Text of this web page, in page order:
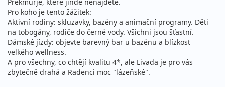
Prekmurje, které jinde nenajdete.
Pro koho je tento žážitek:
Aktivní rodiny: skluzavky, bazény a animační programy. Děti
na tobogány, rodiče do černé vody. Všichni jsou šťastní.
Dámské jízdy: objevte barevný bar u bazénu a blízkost
velkého wellness.
A pro všechny, co chtějí kvalitu 4*, ale Livada je pro vás
zbytečně drahá a Radenci moc "lázeňské".